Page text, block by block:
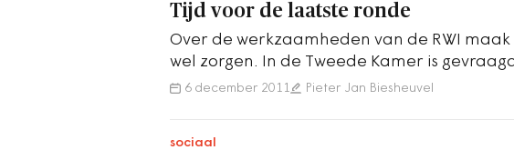
Tijd voor de laatste ronde
Over de werkzaamheden van de RWI maak
wel zorgen. In de Tweede Kamer is
taken te borgen, met name het…
6 december 2011 Pieter Jan Biesheuvel
sociaal